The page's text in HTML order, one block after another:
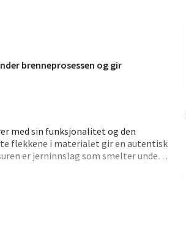
brenneprosessen og gir
med sin funksjonalitet og den
flekkene i materialet gir en autentisk
er jerninnslag som smelter under